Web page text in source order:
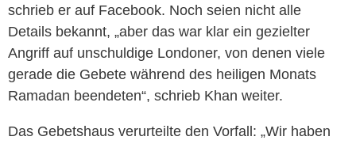
schrieb er auf Facebook. Noch seien nicht alle
Details bekannt, „aber das war klar ein gezielter
Angriff auf unschuldige Londoner, von denen viele
gerade die Gebete während des heiligen Monats
Ramadan beendeten“, schrieb Khan weiter.
Das Gebetshaus verurteilte den Vorfall: „Wir haben